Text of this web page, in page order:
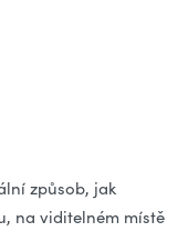
způsob, jak
na viditelném místě